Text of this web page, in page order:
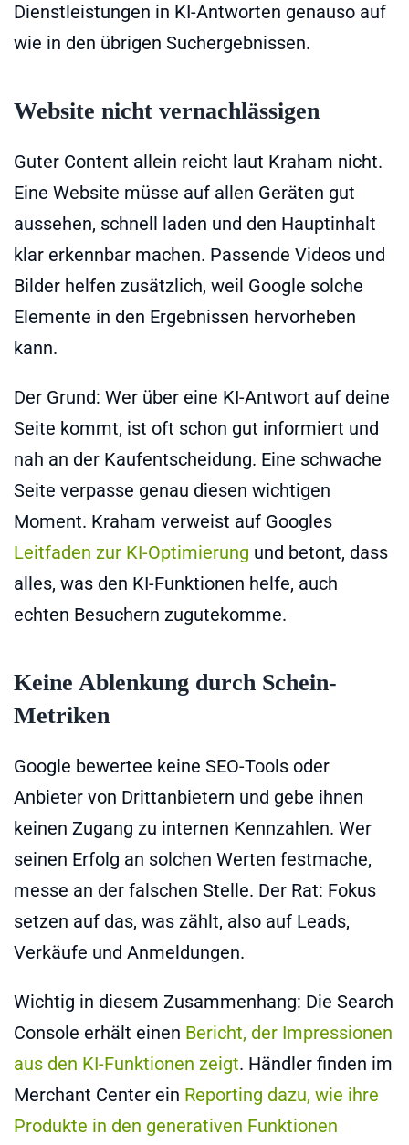
Dienstleistungen in KI-Antworten genauso auf
wie in den übrigen Suchergebnissen.
Website nicht vernachlässigen
Guter Content allein reicht laut Kraham nicht.
Eine Website müsse auf allen Geräten gut
aussehen, schnell laden und den Hauptinhalt
klar erkennbar machen. Passende Videos und
Bilder helfen zusätzlich, weil Google solche
Elemente in den Ergebnissen hervorheben
kann.
Der Grund: Wer über eine KI-Antwort auf deine
Seite kommt, ist oft schon gut informiert und
nah an der Kaufentscheidung. Eine schwache
Seite verpasse genau diesen wichtigen
Moment. Kraham verweist auf Googles
Leitfaden zur KI-Optimierung und betont, dass
alles, was den KI-Funktionen helfe, auch
echten Besuchern zugutekomme.
Keine Ablenkung durch Schein-
Metriken
Google bewertee keine SEO-Tools oder
Anbieter von Drittanbietern und gebe ihnen
keinen Zugang zu internen Kennzahlen. Wer
seinen Erfolg an solchen Werten festmache,
messe an der falschen Stelle. Der Rat: Fokus
setzen auf das, was zählt, also auf Leads,
Verkäufe und Anmeldungen.
Wichtig in diesem Zusammenhang: Die Search
Console erhält einen Bericht, der Impressionen
aus den KI-Funktionen zeigt. Händler finden im
Merchant Center ein Reporting dazu, wie ihre
Produkte in den generativen Funktionen